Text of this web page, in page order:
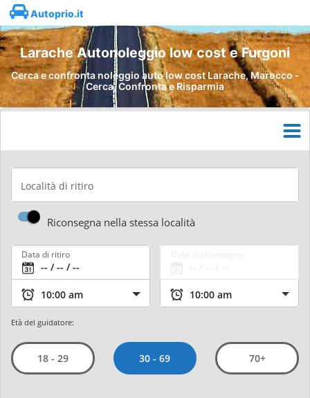
Autoprio.it
Larache Autonoleggio low cost e Furgoni
Cerca e confronta noleggio auto low cost Larache, Marocco -
Cerca, Confronta e Risparmia
Località di ritiro
Riconsegna nella stessa località
Data di ritiro
Età del guidatore:
18 - 29 30 - 69 70+